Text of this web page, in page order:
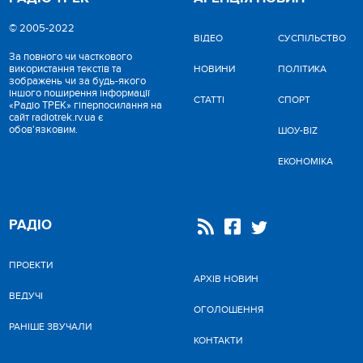
© 2005-2022
За повного чи часткового
використання текстів та
зображень чи за будь-якого
іншого поширення інформації
«Радіо ТРЕК» гіперпосилання на
сайт radiotrek.rv.ua є
обов'язковим.
ВІДЕО
НОВИНИ
СТАТТІ
CУСПІЛЬСТВО
ПОЛІТИКА
СПОРТ
ШОУ-BIZ
ЕКОНОМІКА
РАДІО
ПРОЕКТИ
ВЕДУЧІ
РАНІШЕ ЗВУЧАЛИ
АРХІВ НОВИН
ОГОЛОШЕННЯ
КОНТАКТИ